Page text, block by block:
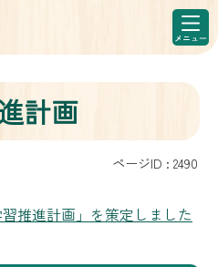
計画
ページID : 2490
習推進計画」を策定しました